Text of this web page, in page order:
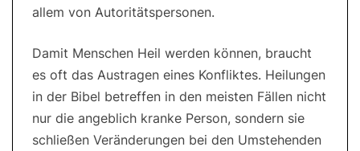
allem von Autoritätspersonen.
Damit Menschen Heil werden können, braucht
es oft das Austragen eines Konfliktes. Heilungen
in der Bibel betreffen in den meisten Fällen nicht
nur die angeblich kranke Person, sondern sie
schließen Veränderungen bei den Umstehenden